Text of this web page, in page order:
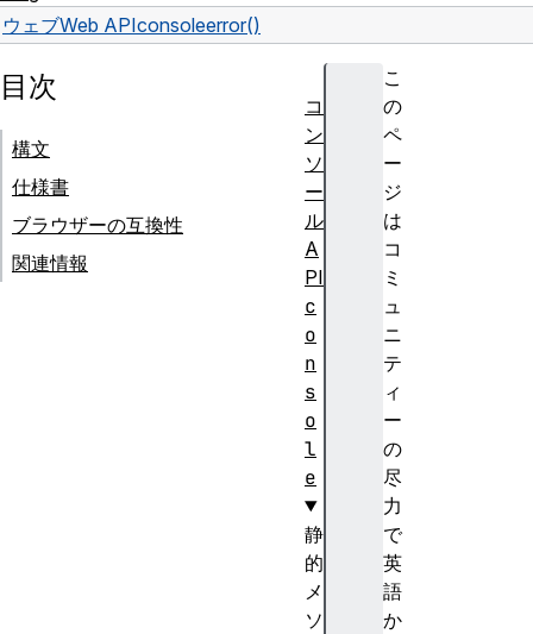
ウェブWeb APIconsoleerror()
こ
の
ペ
ー
ジ
は
コ
ミ
ュ
ニ
テ
ィ
ー
の
尽
力
で
英
語
か
目次
構文
仕様書
ブラウザーの互換性
関連情報
コ
ン
ソ
ー
ル
A
PI
c
o
n
s
o
l
e
静
的
メ
ソ